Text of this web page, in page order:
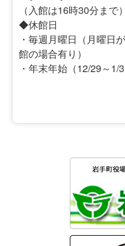
（入館は16時30分まで）
◆休館日
・毎週月曜日（月曜日
館の場合有り）
・年末年始（12/29～1/3